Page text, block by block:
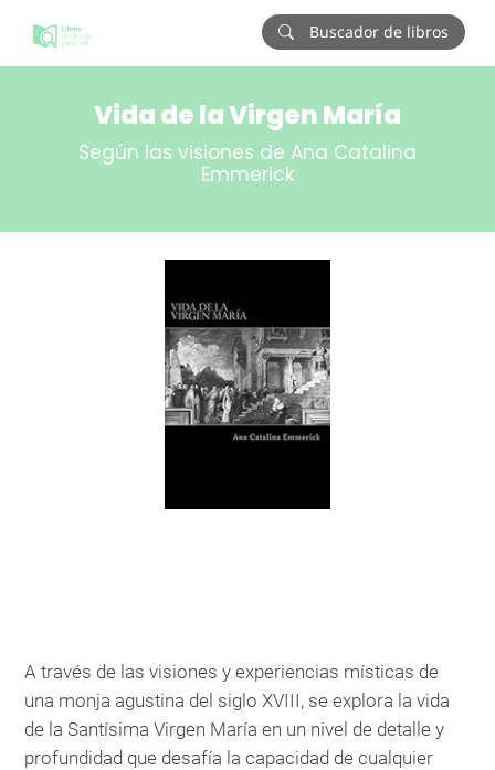
Buscador de libros
Vida de la Virgen María
Según las visiones de Ana Catalina
Emmerick
A través de las visiones y experiencias místicas de
una monja agustina del siglo XVIII, se explora la vida
de la Santísima Virgen María en un nivel de detalle y
profundidad que desafía la capacidad de cualquier